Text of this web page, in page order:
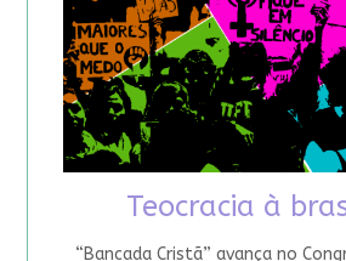
Teocracia à
“Bancada Cristã” avança no